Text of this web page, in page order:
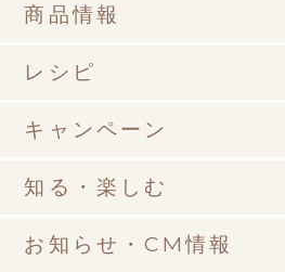
商品情報
レシピ
キャンペーン
知る・楽しむ
お知らせ・CM情報